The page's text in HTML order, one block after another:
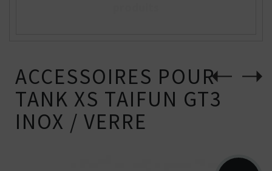
ACCESSOIRES POUR
TANK XS TAIFUN GT3
INOX / VERRE